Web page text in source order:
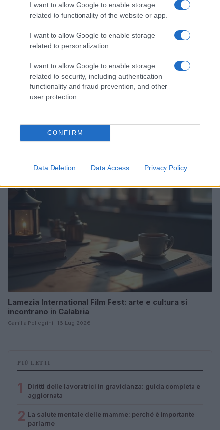
I want to allow Google to enable storage
related to functionality of the website or app.
I want to allow Google to enable storage
related to personalization.
I want to allow Google to enable storage
related to security, including authentication
functionality and fraud prevention, and other
user protection.
CONFIRM
Data Deletion Data Access Privacy Policy
Codacons denuncia: i problemi che affliggono la Sicilia
tra carburanti, spiagge e incendi
Matteo Pellegrino · 25 Lug 2026
NEWS E ATTUALITÀ
Lamezia International Film Fest: arte e cultura si
incontrano in Calabria
Camilla Pellegrini · 16 Lug 2026
PIÙ LETTI
1
Diritti delle lavoratrici in gravidanza: guida completa e
aggiornata
2 La salute mentale delle mamme: perché è importante
parlarne